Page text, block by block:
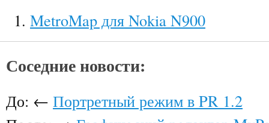
MetroMap для Nokia N900
Соседние новости:
До: ← Портретный режим в PR 1.2